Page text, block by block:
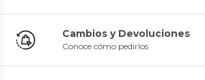
Cambios y Devoluciones
Conoce cómo pedirlos